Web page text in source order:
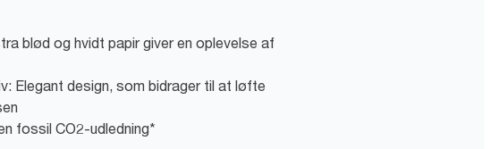
blød og hvidt papir giver en oplevelse af
Elegant design, som bidrager til at løfte
fossil CO2-udledning*